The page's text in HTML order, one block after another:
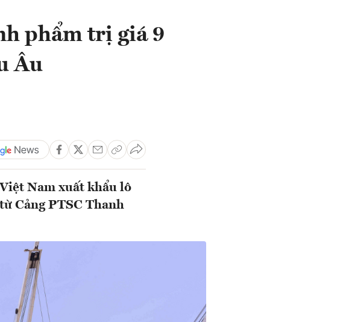
phẩm trị giá 9
Âu
Nam xuất khẩu lô
Cảng PTSC Thanh